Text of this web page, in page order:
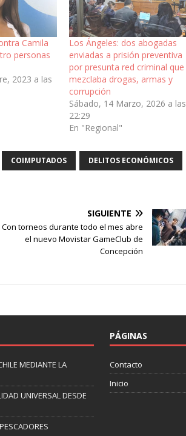
Camila
personas
2023 a las
Los Ángeles: dos abogadas
enviadas a prisión preventiva
por presunta red criminal que
mezclaba drogas, armas y
corrupción
Sábado, 14 Marzo, 2026 a las
22:29
En "Regional"
COIMPUTADOS DELITOS ECONÓMICOS
SIGUIENTE
Con torneos durante todo el mes abre
el nuevo Movistar GameClub de
Concepción
MEDIANTE LA
UNIVERSAL DESDE
PÁGINAS
Contacto
Inicio